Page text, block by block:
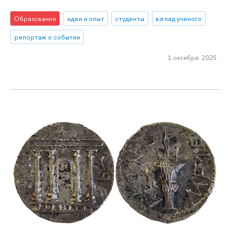
Образование идеи и опыт студенты
взгляд ученого
репортаж о событии
1 октября 2025